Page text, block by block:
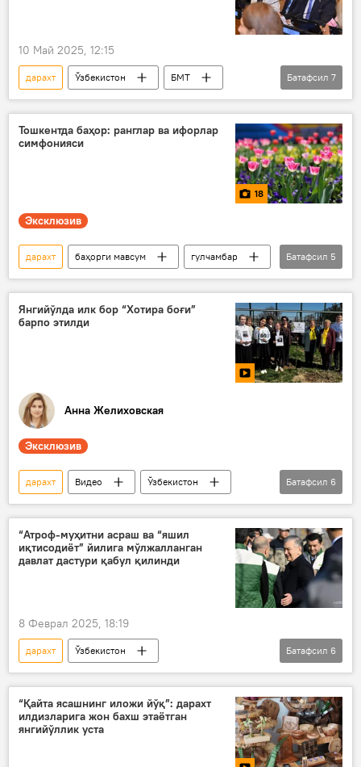
10 Май 2025, 12:15
дарахт Ўзбекистон
БМТ
экология
Экология, атроф-муҳитни муҳофаза қилиш ва иқлим ўзгариши вазирлиги
Азиз Абдуҳакимов
Батафсил 7
Тошкентда баҳор: ранглар ва ифорлар
симфонияси
18
Эксклюзив
дарахт баҳорги мавсум
гулчамбар
Тошкент
Мултимедиа
Фото
боғ
истироҳат боғлари
Батафсил 5
Янгийўлда илк бор “Хотира боғи”
барпо этилди
Анна Желиховская
Эксклюзив
дарахт Видео
Ўзбекистон
Тошкент вилояти
боғ
ғалаба
мактаб
Россотрудничество
Улуғ Ватан уруши
Батафсил 6
“Атроф-муҳитни асраш ва “яшил
иқтисодиёт” йилига мўлжалланган
давлат дастури қабул қилинди
8 Феврал 2025, 18:19
дарахт
Ўзбекистон
президент фармони
экология
Ўзбекистон – 2030 стратегияси
маҳалла
Батафсил 6
“Қайта ясашнинг иложи йўқ”: дарахт
илдизларига жон бахш этаётган
янгийўллик уста